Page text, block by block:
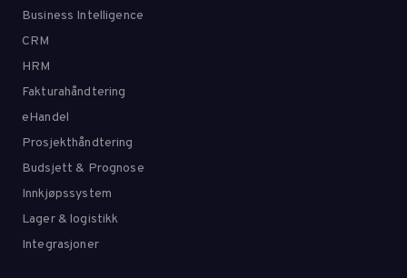
Business Intelligence
CRM
HRM
Fakturahåndtering
eHandel
Prosjekthåndtering
Budsjett & Prognose
Innkjøpssystem
Lager & logistikk
Integrasjoner